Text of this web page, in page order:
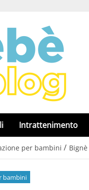
Intrattenimento
per bambini /
bambini